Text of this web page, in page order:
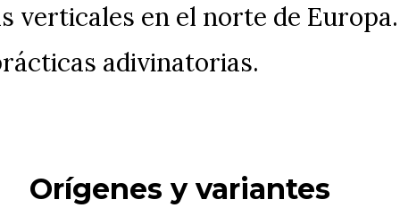
verticales en el norte de Europa.
adivinatorias.
Orígenes y variantes